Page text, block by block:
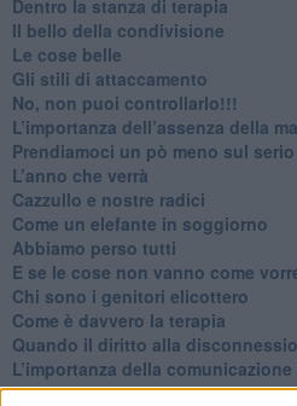
​Dentro la stanza di terapia
​Il bello della condivisione
Le cose belle
​Gli stili di attaccamento
No, non puoi controllarlo!!!
​L’importanza dell’assenza della
​Prendiamoci un pò meno sul serio
​L’anno che verrà
​Cazzullo e nostre radici
​Come un elefante in soggiorno
​Abbiamo perso tutti
E se le cose non vanno come
​Chi sono i genitori elicottero
Come è davvero la terapia
Quando il diritto alla
​L’importanza della
​Il diritto ad essere disconnessi